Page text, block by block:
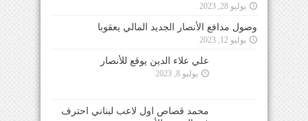
يوليو 28, 2023
وصول مدافع الأنصار الجديد المالي يعقوبا
يوليو 12, 2023
علي علاء الدين يوقع للأنصار
يوليو 8, 2023
محمد قصاص اول لاعب لبناني احترف